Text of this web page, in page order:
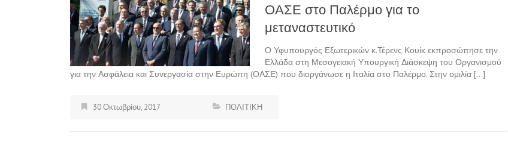
ΟΑΣΕ στο Παλέρμο για το
μεταναστευτικό
Ο Υφυπουργός Εξωτερικών κ.Τέρενς Κουίκ εκπροσώπησε την
Ελλάδα στη Μεσογειακή Υπουργική Διάσκεψη του Οργανισμού
για την Ασφάλεια και Συνεργασία στην Ευρώπη (ΟΑΣΕ) που διοργάνωσε η Ιταλία στο Παλέρμο. Στην ομιλία […]
30 Οκτωβρίου, 2017 ΠΟΛΙΤΙΚΗ